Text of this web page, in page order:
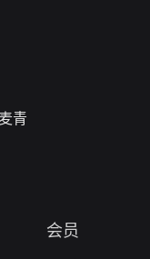
青
会员